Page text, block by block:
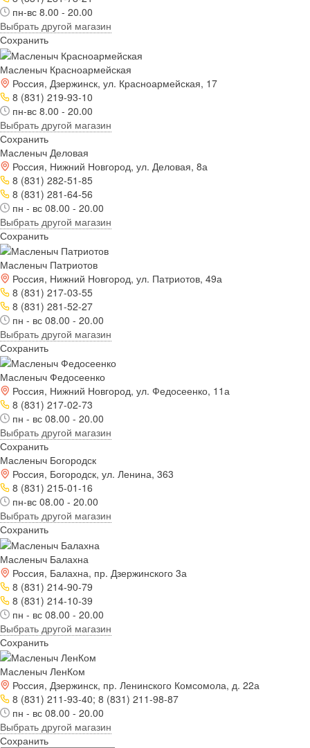
пн-вс 8.00 - 20.00
Выбрать другой магазин
Сохранить
Масленыч Красноармейская
Россия, Дзержинск, ул. Красноармейская, 17
8 (831) 219-93-10
пн-вс 8.00 - 20.00
Выбрать другой магазин
Сохранить
Масленыч Деловая
Россия, Нижний Новгород, ул. Деловая, 8а
8 (831) 282-51-85
8 (831) 281-64-56
пн - вс 08.00 - 20.00
Выбрать другой магазин
Сохранить
Масленыч Патриотов
Россия, Нижний Новгород, ул. Патриотов, 49а
8 (831) 217-03-55
8 (831) 281-52-27
пн - вс 08.00 - 20.00
Выбрать другой магазин
Сохранить
Масленыч Федосеенко
Россия, Нижний Новгород, ул. Федосеенко, 11а
8 (831) 217-02-73
пн - вс 08.00 - 20.00
Выбрать другой магазин
Сохранить
Масленыч Богородск
Россия, Богородск, ул. Ленина, 363
8 (831) 215-01-16
пн-вс 08.00 - 20.00
Выбрать другой магазин
Сохранить
Масленыч Балахна
Россия, Балахна, пр. Дзержинского 3а
8 (831) 214-90-79
8 (831) 214-10-39
пн - вс 08.00 - 20.00
Выбрать другой магазин
Сохранить
Масленыч ЛенКом
Россия, Дзержинск, пр. Ленинского Комсомола, д. 22а
8 (831) 211-93-40; 8 (831) 211-98-87
пн - вс 08.00 - 20.00
Выбрать другой магазин
Сохранить